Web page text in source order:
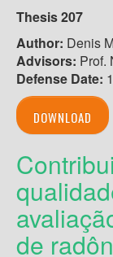
Thesis 207
Author: Denis
Advisors: Prof.
Defense Date:
DOWNLOAD
de